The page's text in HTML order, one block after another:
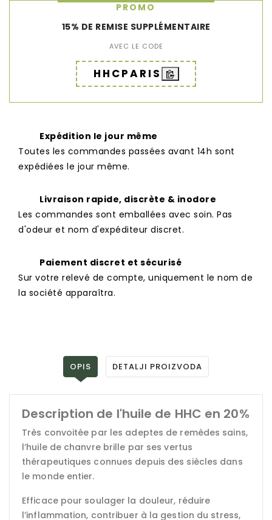
PROMO
15% DE REMISE SUPPLÉMENTAIRE
AVEC LE CODE
HHCPARIS
Expédition le jour même
Toutes les commandes passées avant 14h sont
expédiées le jour même.
Livraison rapide, discrète & inodore
Les commandes sont emballées avec soin. Pas
d'odeur et nom d'expéditeur discret.
Paiement discret et sécurisé
Sur votre relevé de compte, uniquement le nom de
la société apparaîtra.
OPIS DETALJI PROIZVODA
Description de l'huile de HHC en 20%
Très convoitée par les adeptes de remèdes sains,
l’huile de chanvre brille par ses vertus
thérapeutiques connues depuis des siècles dans
le monde entier.
Efficace pour soulager la douleur, réduire
l’inflammation, contribuer à la gestion du stress,